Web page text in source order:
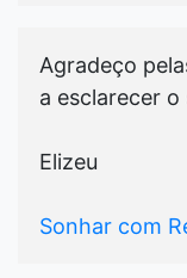
Agradeço
a esclarecer
Elizeu
Sonhar com